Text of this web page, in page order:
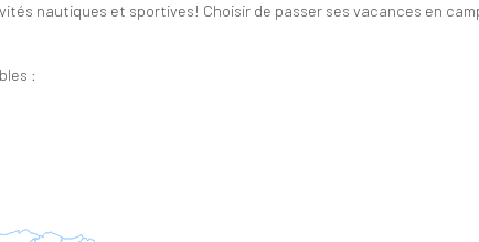
nautiques et sportives! Choisir de passer ses vacances en
: